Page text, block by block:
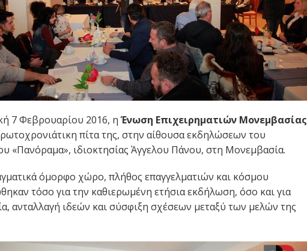
7 Φεβρουαρίου 2016, ηΈνωση Επιχειρηματιών Μονεμβασίας
πίτα της, στην αίθουσα εκδηλώσεων του
«Πανόραμα», ιδιοκτησίας Άγγελου Πάνου, στη Μονεμβασία.
όμορφο χώρο, πλήθος επαγγελματιών και κόσμου
τόσο για την καθιερωμένη ετήσια εκδήλωση, όσο και για
ανταλλαγή ιδεών και σύσφιξη σχέσεων μεταξύ των μελών της